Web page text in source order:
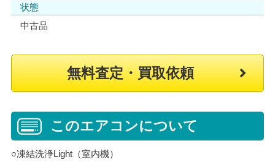
状態
中古品
無料査定・買取依頼
このエアコンについて
○凍結洗浄Light（室内機）